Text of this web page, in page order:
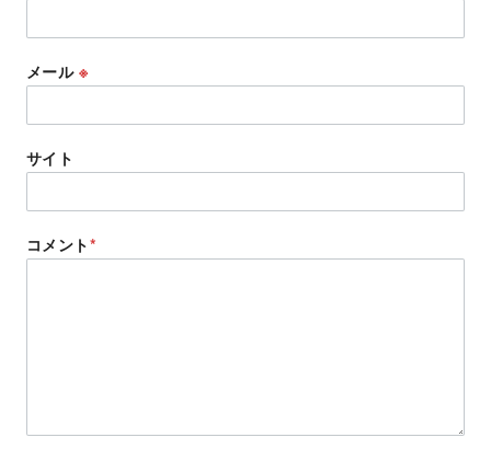
メール ※
サイト
コメント*